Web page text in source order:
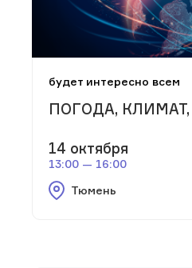
будет интересно всем
ПОГОДА,
14 октября
13:00 — 16:00
Тюмень